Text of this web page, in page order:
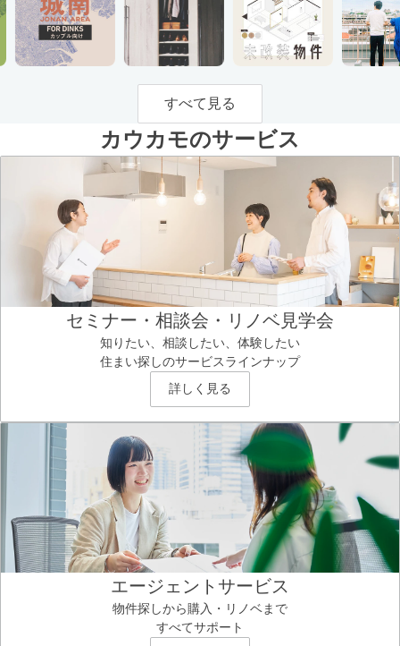
すべて見る
カウカモのサービス
セミナー・相談会・リノベ見学会
知りたい、相談したい、体験したい
住まい探しのサービスラインナップ
詳しく見る
エージェントサービス
物件探しから購入・リノベまで
すべてサポート